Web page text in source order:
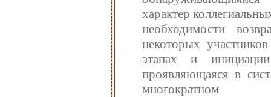
характер
необходимости
некоторых
этапах и
проявляющаяся в
многократном